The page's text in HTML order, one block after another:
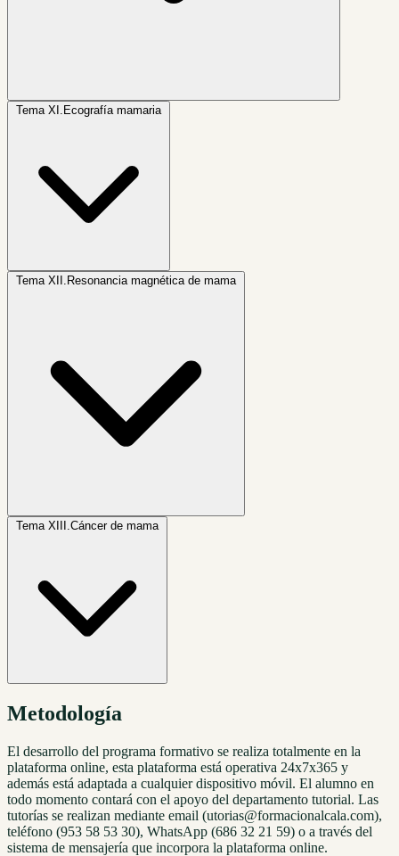
Tema XI. Ecografía mamaria
Tema XII. Resonancia magnética de mama
Tema XIII. Cáncer de mama
Metodología
El desarrollo del programa formativo se realiza totalmente en la
plataforma online, esta plataforma está operativa 24x7x365 y
además está adaptada a cualquier dispositivo móvil. El alumno en
todo momento contará con el apoyo del departamento tutorial. Las
tutorías se realizan mediante email (utorias@formacionalcala.com),
teléfono (953 58 53 30), WhatsApp (686 32 21 59) o a través del
sistema de mensajería que incorpora la plataforma online.